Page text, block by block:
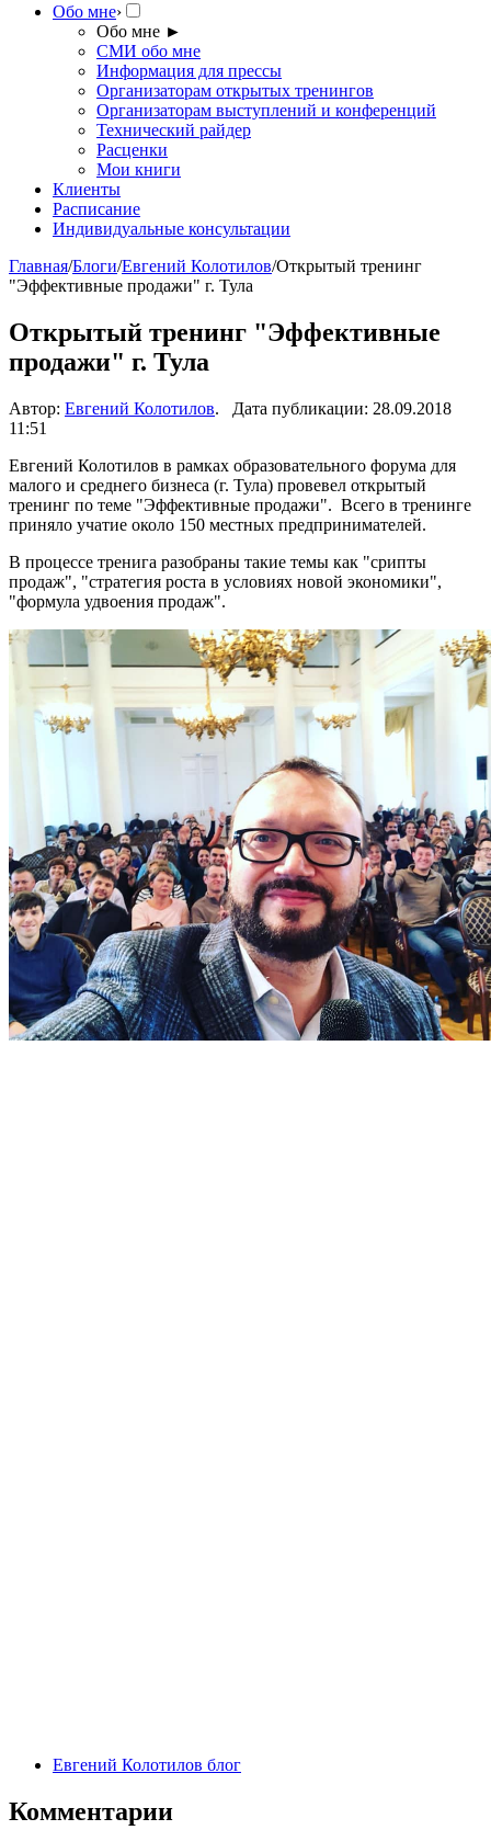
Обо мне›
Обо мне ►
СМИ обо мне
Информация для прессы
Организаторам открытых тренингов
Организаторам выступлений и конференций
Технический райдер
Расценки
Мои книги
Клиенты
Расписание
Индивидуальные консультации
Главная/Блоги/Евгений Колотилов/Открытый тренинг
"Эффективные продажи" г. Тула
Открытый тренинг "Эффективные
продажи" г. Тула
Автор: Евгений Колотилов. Дата публикации: 28.09.2018
11:51
Евгений Колотилов в рамках образовательного форума для
малого и среднего бизнеса (г. Тула) провевел открытый
тренинг по теме "Эффективные продажи". Всего в тренинге
приняло учатие около 150 местных предпринимателей.
В процессе тренига разобраны такие темы как "срипты
продаж", "стратегия роста в условиях новой экономики",
"формула удвоения продаж".
Евгений Колотилов блог
Комментарии